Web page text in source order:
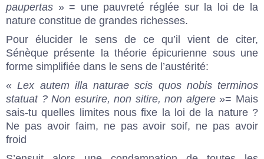
paupertas » = une pauvreté réglée sur la loi de la
nature constitue de grandes richesses.
Pour élucider le sens de ce qu’il vient de citer,
Sénèque présente la théorie épicurienne sous une
forme simplifiée dans le sens de l’austérité:
«Lex autem illa naturae scis quos nobis terminos
statuat ? Non esurire, non sitire, non algere»= Mais
sais-tu quelles limites nous fixe la loi de la nature ?
Ne pas avoir faim, ne pas avoir soif, ne pas avoir
froid